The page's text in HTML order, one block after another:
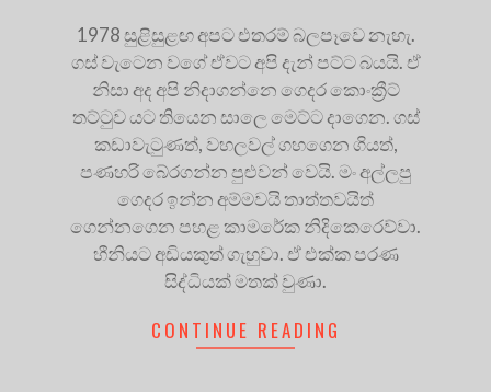
1978 සුළිසුළඟ අපට එතරම් බලපෑවෙ නැහැ.
ගස් වැටෙන වගේ ඒවට අපි දැන් පට්ට බයයි. ඒ
නිසා අද අපි නිදාගන්නෙ ගෙදර කොංක්‍රීට්
තට්ටුව යට තියෙන සාලෙ මෙට්ට දාගෙන. ගස්
කඩාවැටුණත්, වහලවල් ගහගෙන ගියත්,
පණහරි බේරගන්න පුළුවන් වෙයි. මං අල්ලපු
ගෙදර ඉන්න අම්මවයි තාත්තවයිත්
ගෙන්නගෙන පහළ කාමරේක නිදිකෙරෙව්වා.
හීනියට අඩියකුත් ගැහුවා. ඒ එක්ක පරණ
සිද්ධියක් මතක් වුණා.
CONTINUE READING